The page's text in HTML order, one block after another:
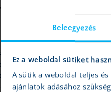
Beleegyezés
Ez a weboldal sütiket
A sütik a weboldal teljes
ajánlatok adásához
a piacon, de nagyobb
áttörésre nem került sor
10 400 forint körül, így előbb
veszi a napokban, de a
részvénypiaci hangulat